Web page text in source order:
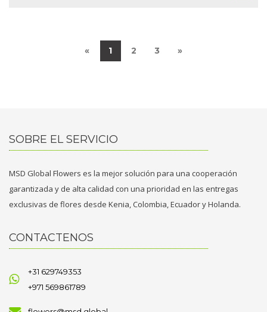
« 1 2 3 »
SOBRE EL SERVICIO
MSD Global Flowers es la mejor solución para una cooperación
garantizada y de alta calidad con una prioridad en las entregas
exclusivas de flores desde Kenia, Colombia, Ecuador y Holanda.
CONTACTENOS
+31 629749353
+971 569861789